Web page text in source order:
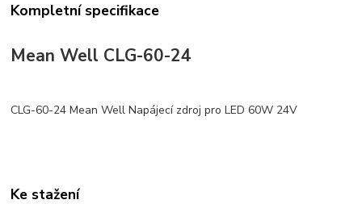
Kompletní specifikace
Mean Well CLG-60-24
CLG-60-24 Mean Well Napájecí zdroj pro LED 60W 24V
Ke stažení